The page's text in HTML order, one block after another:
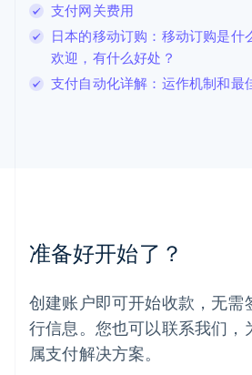
支付网关费用
日本的移动订购：移动订购是什
欢迎，有什么好处？
支付自动化详解：运作机制和最
准备好开始了？
创建账户即可开始收款，无需
行信息。您也可以联系我们，
属支付解决方案。
DeutschEnglish
卢森堡
FrançaisDeutschEnglish
罗马尼亚
English
挪威
葡萄牙
Português English
日本
日本語English
瑞典